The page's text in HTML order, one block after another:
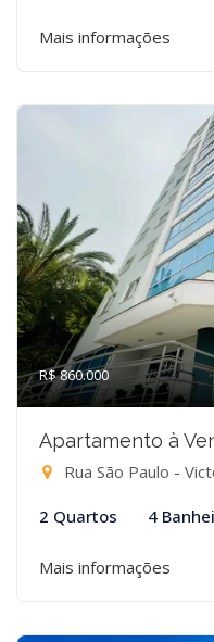
Mais informações
R$ 860.000
Apartamento à
Rua São Paulo -
2 Quartos 4
Mais informações